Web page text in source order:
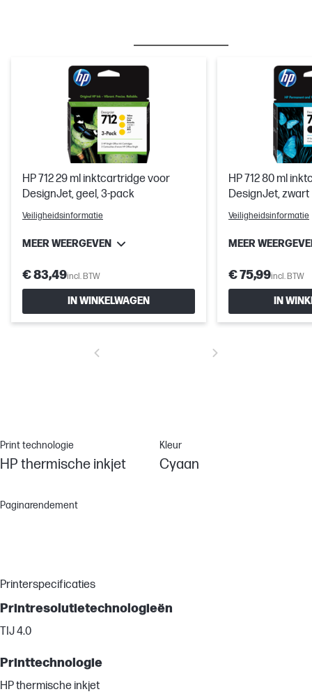
HP 712 29 ml inktcartridge voor
DesignJet, geel, 3-pack
Veiligheidsinformatie
MEER WEERGEVEN
€ 83,49incl. BTW
IN WINKELWAGEN
HP 712 80 ml
DesignJet, zwart
Veiligheidsinformatie
MEER
€ 75,99incl. BTW
IN
Print technologie
HP thermische inkjet
Kleur
Cyaan
Paginarendement
Printerspecificaties
Printresolutietechnologieën
TIJ 4.0
Printtechnologie
HP thermische inkjet